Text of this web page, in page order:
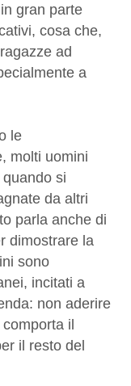
gran parte
cosa che,
ad
a
le
molti uomini
si
da altri
parla anche di
dimostrare la
sono
incitati a
non aderire
il
il resto del